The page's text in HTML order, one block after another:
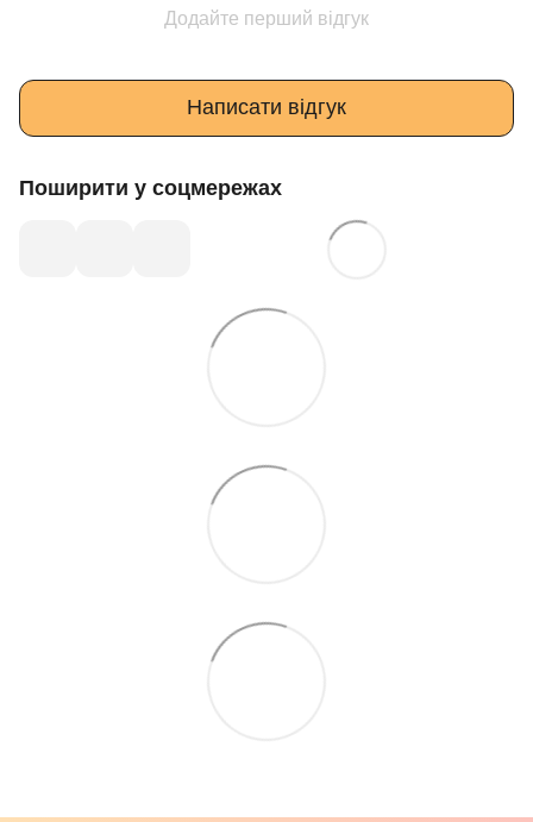
Додайте перший відгук
Написати відгук
Поширити у соцмережах